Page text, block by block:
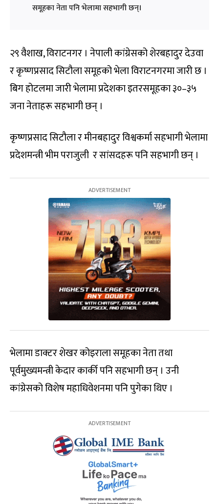
समूहका नेता पनि भेलामा सहभागी छन्।
२९ वैशाख, विराटनगर । नेपाली कांग्रेसको शेरबहादुर देउवा
र कृष्णप्रसाद सिटौला समूहको भेला विराटनगरमा जारी छ ।
बिग होटलमा जारी भेलामा प्रदेशका इतरसमूहका ३०–३५
जना नेताहरू सहभागी छन् ।
कृष्णप्रसाद सिटौला र मीनबहादुर विश्वकर्मा सहभागी भेलामा
प्रदेशमन्त्री भीम पराजुली र सांसदहरू पनि सहभागी छन् ।
भेलामा डाक्टर शेखर कोइराला समूहका नेता तथा
पूर्वमुख्यमन्त्री केदार कार्की पनि सहभागी छन् । उनी
कांग्रेसको विशेष महाधिवेशनमा पनि पुगेका थिए ।